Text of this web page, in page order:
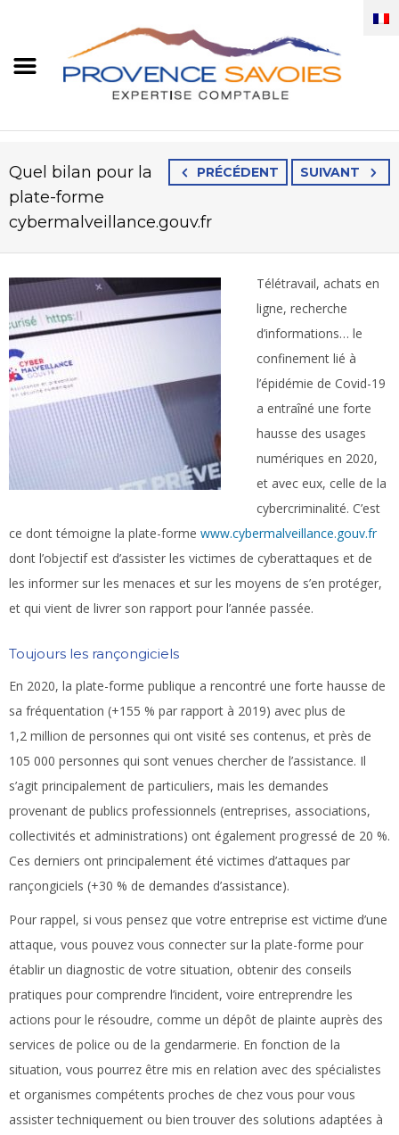
PRÉCÉDENT SUIVANT
Quel bilan pour la
plate-forme
cybermalveillance.gouv.fr
Télétravail, achats en
ligne, recherche
d’informations… le
confinement lié à
l’épidémie de Covid-19
a entraîné une forte
hausse des usages
numériques en 2020,
et avec eux, celle de la
cybercriminalité. C’est
ce dont témoigne la plate-forme www.cybermalveillance.gouv.fr
dont l’objectif est d’assister les victimes de cyberattaques et de
les informer sur les menaces et sur les moyens de s’en protéger,
et qui vient de livrer son rapport pour l’année passée.
Toujours les rançongiciels
En 2020, la plate-forme publique a rencontré une forte hausse de
sa fréquentation (+155 % par rapport à 2019) avec plus de
1,2 million de personnes qui ont visité ses contenus, et près de
105 000 personnes qui sont venues chercher de l’assistance. Il
s’agit principalement de particuliers, mais les demandes
provenant de publics professionnels (entreprises, associations,
collectivités et administrations) ont également progressé de 20 %.
Ces derniers ont principalement été victimes d’attaques par
rançongiciels (+30 % de demandes d’assistance).
Pour rappel, si vous pensez que votre entreprise est victime d’une
attaque, vous pouvez vous connecter sur la plate-forme pour
établir un diagnostic de votre situation, obtenir des conseils
pratiques pour comprendre l’incident, voire entreprendre les
actions pour le résoudre, comme un dépôt de plainte auprès des
services de police ou de la gendarmerie. En fonction de la
situation, vous pourrez être mis en relation avec des spécialistes
et organismes compétents proches de chez vous pour vous
assister techniquement ou bien trouver des solutions adaptées à